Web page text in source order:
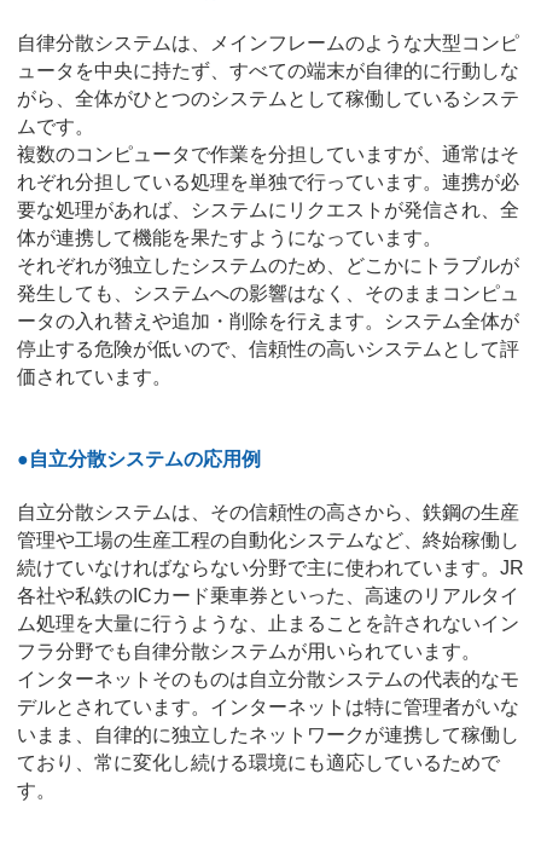
自律分散システムは、メインフレームのような大型コンピ
ュータを中央に持たず、すべての端末が自律的に行動しな
がら、全体がひとつのシステムとして稼働しているシステ
ムです。
複数のコンピュータで作業を分担していますが、通常はそ
れぞれ分担している処理を単独で行っています。連携が必
要な処理があれば、システムにリクエストが発信され、全
体が連携して機能を果たすようになっています。
それぞれが独立したシステムのため、どこかにトラブルが
発生しても、システムへの影響はなく、そのままコンピュ
ータの入れ替えや追加・削除を行えます。システム全体が
停止する危険が低いので、信頼性の高いシステムとして評
価されています。
●自立分散システムの応用例
自立分散システムは、その信頼性の高さから、鉄鋼の生産
管理や工場の生産工程の自動化システムなど、終始稼働し
続けていなければならない分野で主に使われています。JR
各社や私鉄のICカード乗車券といった、高速のリアルタイ
ム処理を大量に行うような、止まることを許されないイン
フラ分野でも自律分散システムが用いられています。
インターネットそのものは自立分散システムの代表的なモ
デルとされています。インターネットは特に管理者がいな
いまま、自律的に独立したネットワークが連携して稼働し
ており、常に変化し続ける環境にも適応しているためで
す。